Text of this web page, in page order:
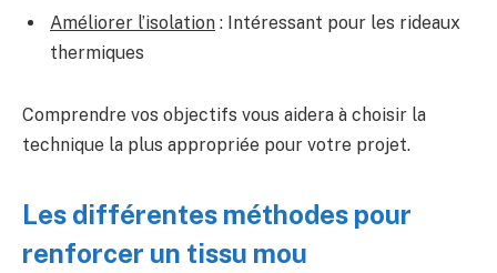
Améliorer l’isolation : Intéressant pour les rideaux
thermiques
Comprendre vos objectifs vous aidera à choisir la
technique la plus appropriée pour votre projet.
Les différentes méthodes pour
renforcer un tissu mou